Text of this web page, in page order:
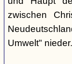
zwischen
Umwelt" nieder.